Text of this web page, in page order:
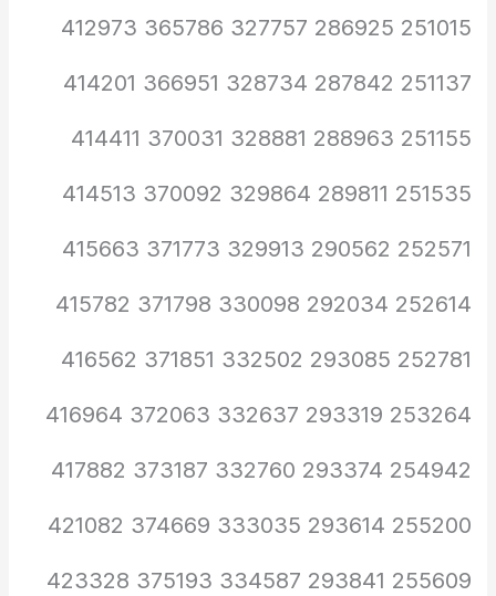
251015 286925 327757 365786 412973
251137 287842 328734 366951 414201
251155 288963 328881 370031 414411
251535 289811 329864 370092 414513
252571 290562 329913 371773 415663
252614 292034 330098 371798 415782
252781 293085 332502 371851 416562
253264 293319 332637 372063 416964
254942 293374 332760 373187 417882
255200 293614 333035 374669 421082
255609 293841 334587 375193 423328